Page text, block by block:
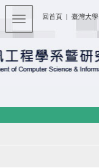
回首頁 | 臺灣大學
Toggle navigation